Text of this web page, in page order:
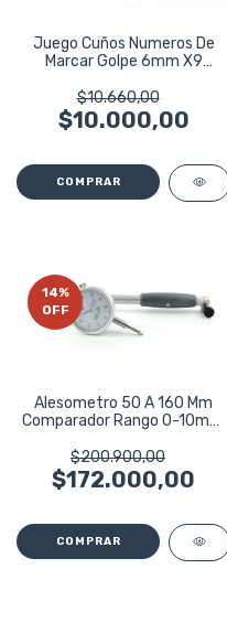
Juego Cuños Numeros De
Marcar Golpe 6mm X9
$10.660,00
$10.000,00
14%
OFF
Alesometro 50 A 160 Mm
Comparador Rango 0-10mm
$200.900,00
$172.000,00